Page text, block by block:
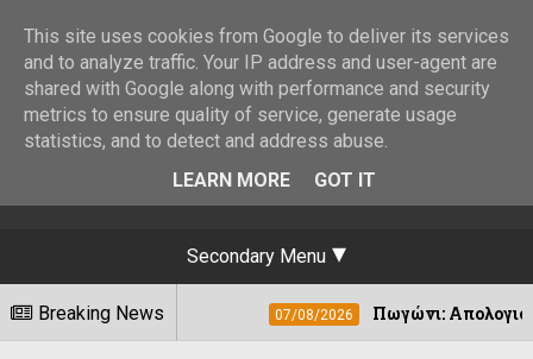
Secondary Menu
Breaking News07/08/2026 Πωγώνι: Απολογισμός 8ου
This site uses cookies from Google to deliver its services
and to analyze traffic. Your IP address and user-agent are
shared with Google along with performance and security
metrics to ensure quality of service, generate usage
statistics, and to detect and address abuse.
LEARN MORE
GOT IT